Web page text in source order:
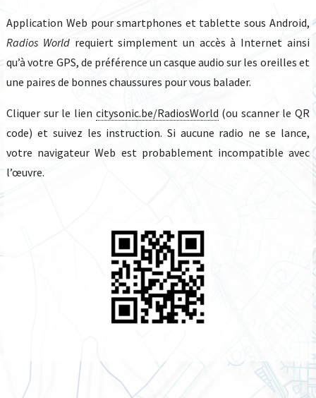
Application Web pour smartphones et tablette sous Android,
Radios World requiert simplement un accès à Internet ainsi
qu’à votre GPS, de préférence un casque audio sur les oreilles et
une paires de bonnes chaussures pour vous balader.
Cliquer sur le lien citysonic.be/RadiosWorld (ou scanner le QR
code) et suivez les instruction. Si aucune radio ne se lance,
votre navigateur Web est probablement incompatible avec
l’œuvre.